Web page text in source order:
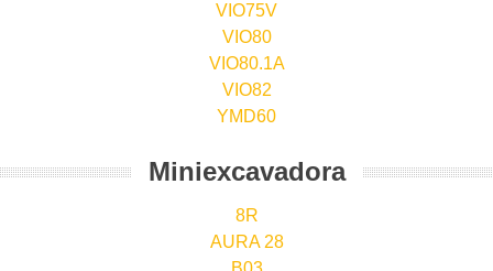
VIO75V
VIO80
VIO80.1A
VIO82
YMD60
Miniexcavadora
8R
AURA 28